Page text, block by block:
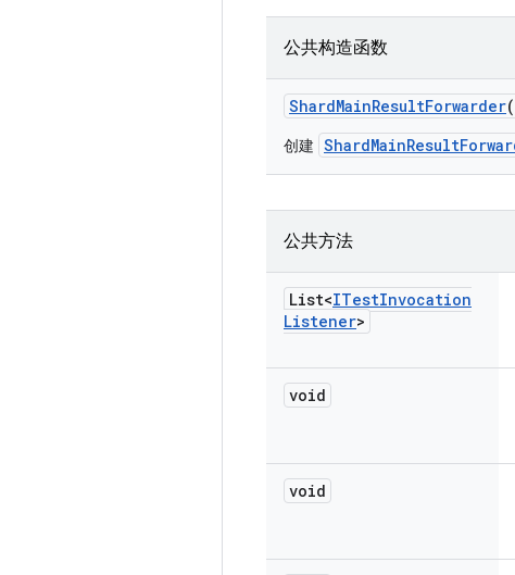
公共构造函数
ShardMainResultForwarder
创建
公共方法
List<ITestInvocation
Listener>
void
void